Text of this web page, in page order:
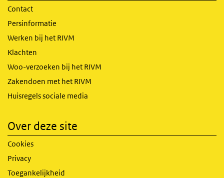
Contact
Persinformatie
Werken bij het RIVM
Klachten
Woo-verzoeken bij het RIVM
Zakendoen met het RIVM
Huisregels sociale media
Over deze site
Cookies
Privacy
Toegankelijkheid